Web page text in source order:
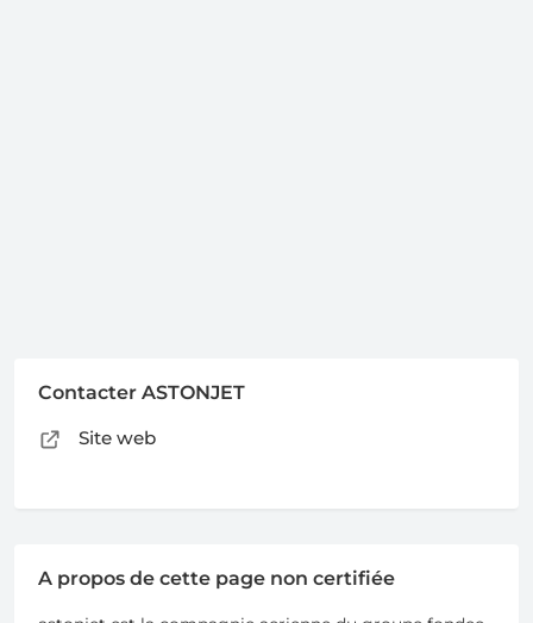
Contacter ASTONJET
Site web
A propos de cette page non certifiée